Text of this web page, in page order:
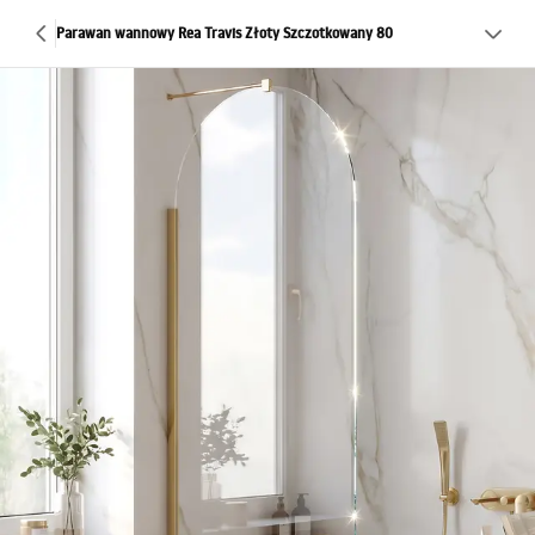
Parawan wannowy Rea Travis Złoty Szczotkowany 80